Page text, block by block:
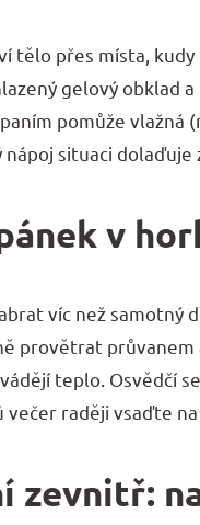
tělo přes místa,
gelový obklad
pomůže vlažná
nápoj situaci
v
víc než samotný
provětrat
teplo. Osvědčí
večer raději vsaďte
zevnitř: